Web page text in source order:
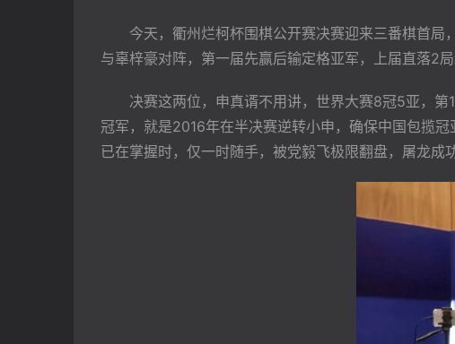
今天，衢州烂柯杯围棋公开赛决赛迎来三番棋首局
与辜梓豪对阵，第一届先赢后输定格亚军，上届直落2局
决赛这两位，申真谞不用讲，世界大赛8冠5亚，第
冠军，就是2016年在半决赛逆转小申，确保中国包揽
已在掌握时，仅一时随手，被党毅飞极限翻盘，屠龙成功